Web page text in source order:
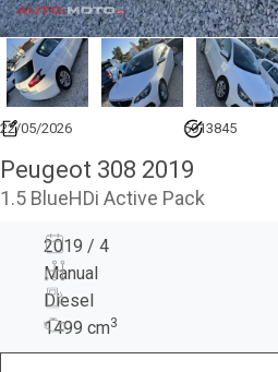
22/05/2026 6913845
Peugeot 308 2019
1.5 BlueHDi Active Pack
2019 / 4
Manual
Diesel
1499 cm3